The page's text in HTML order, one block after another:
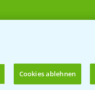
Cookies ablehnen